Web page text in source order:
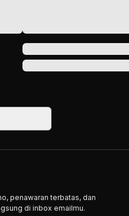
penawaran terbatas, dan
di inbox emailmu.